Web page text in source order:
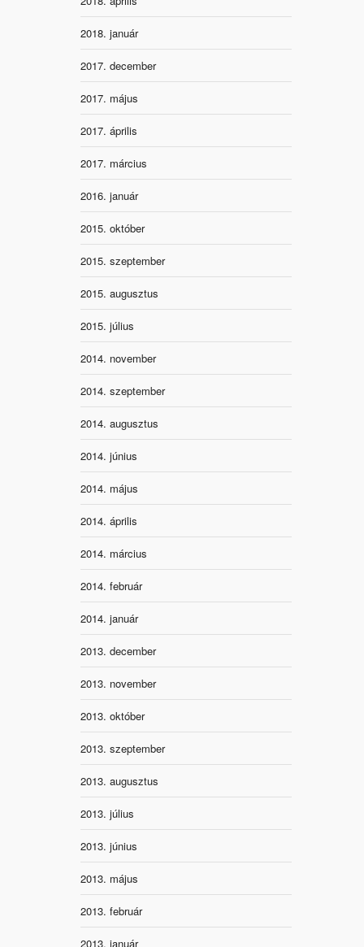
2018. január
2017. december
2017. május
2017. április
2017. március
2016. január
2015. október
2015. szeptember
2015. augusztus
2015. július
2014. november
2014. szeptember
2014. augusztus
2014. június
2014. május
2014. április
2014. március
2014. február
2014. január
2013. december
2013. november
2013. október
2013. szeptember
2013. augusztus
2013. július
2013. június
2013. május
2013. február
2013. január